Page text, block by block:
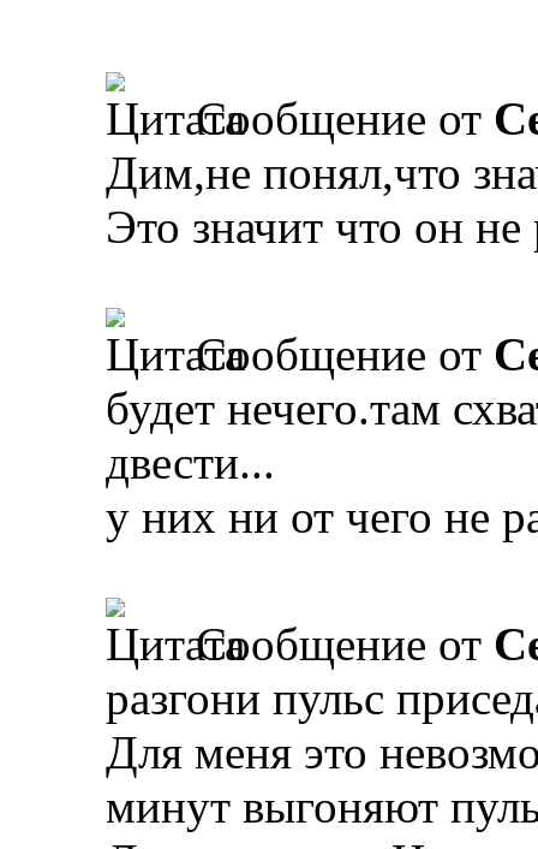
Сообщение от
Дим,не понял,что
Это значит что он не
Сообщение от
будет нечего.там
двести...
у них ни от чего не
Сообщение от
разгони пульс
Для меня это
минут выгоняют